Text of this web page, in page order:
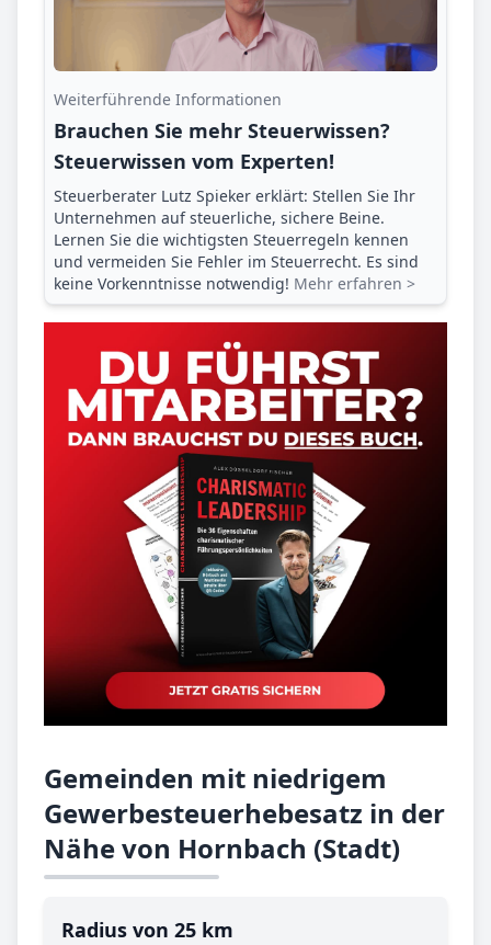
Weiterführende Informationen
Brauchen Sie mehr Steuerwissen?
Steuerwissen vom Experten!
Steuerberater Lutz Spieker erklärt: Stellen Sie Ihr
Unternehmen auf steuerliche, sichere Beine.
Lernen Sie die wichtigsten Steuerregeln kennen
und vermeiden Sie Fehler im Steuerrecht. Es sind
keine Vorkenntnisse notwendig! Mehr erfahren >
Gemeinden mit niedrigem
Gewerbesteuerhebesatz in der
Nähe von Hornbach (Stadt)
Radius von 25 km